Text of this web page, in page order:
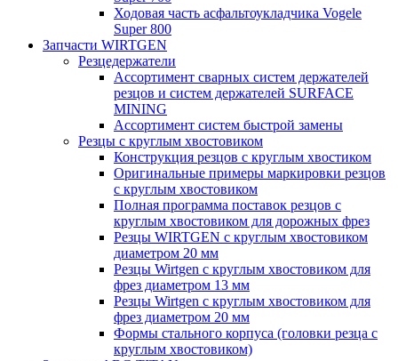
Ходовая часть асфальтоукладчика Vogele
Super 800
Запчасти WIRTGEN
Резцедержатели
Ассортимент сварных систем держателей
резцов и систем держателей SURFACE
MINING
Ассортимент систем быстрой замены
Резцы с круглым хвостовиком
Конструкция резцов с круглым хвостиком
Оригинальные примеры маркировки резцов
с круглым хвостовиком
Полная программа поставок резцов с
круглым хвостовиком для дорожных фрез
Резцы WIRTGEN с круглым хвостовиком
диаметром 20 мм
Резцы Wirtgen с круглым хвостовиком для
фрез диаметром 13 мм
Резцы Wirtgen с круглым хвостовиком для
фрез диаметром 20 мм
Формы стального корпуса (головки резца с
круглым хвостовиком)